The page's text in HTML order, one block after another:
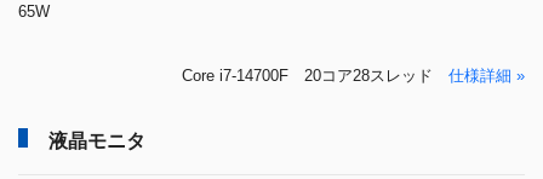
65W
Core i7-14700F 20コア28スレッド 仕様詳細 »
液晶モニタ